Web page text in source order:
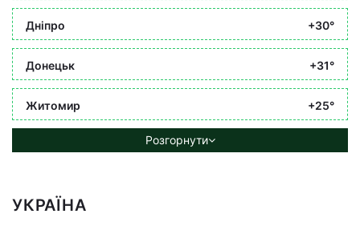
Дніпро +30°
Донецьк +31°
Житомир +25°
Розгорнути
УКРАЇНА